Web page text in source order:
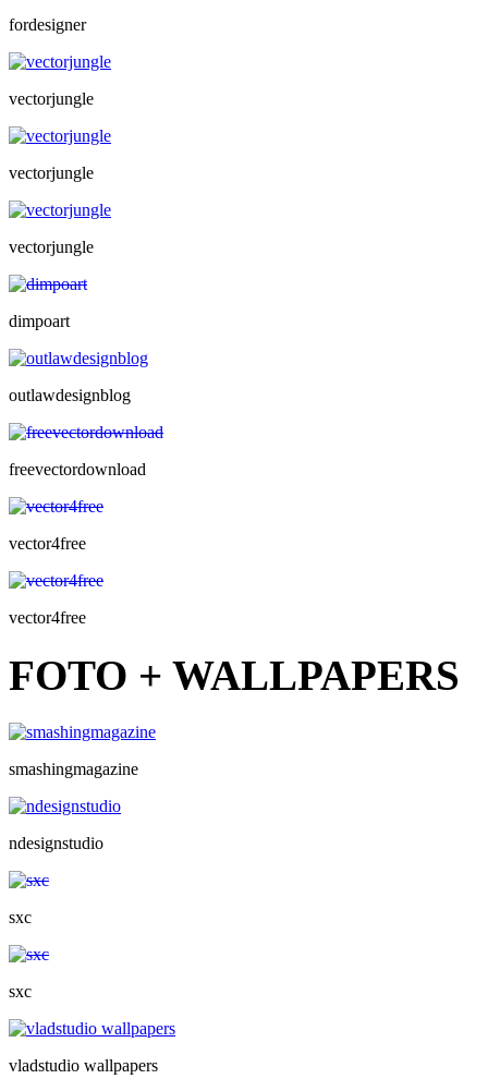
fordesigner
vectorjungle
vectorjungle
vectorjungle
dimpoart
outlawdesignblog
freevectordownload
vector4free
vector4free
FOTO + WALLPAPERS
smashingmagazine
ndesignstudio
sxc
sxc
vladstudio wallpapers